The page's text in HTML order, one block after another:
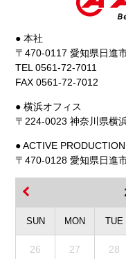
● 本社
〒470-0117 愛知県日進
TEL 0561-72-7011
FAX 0561-72-7012
● 横浜オフィス
〒224-0023 神奈川県横
● ACTIVE
〒470-0128 愛知県日進
SUN MON TUE
26 27 28